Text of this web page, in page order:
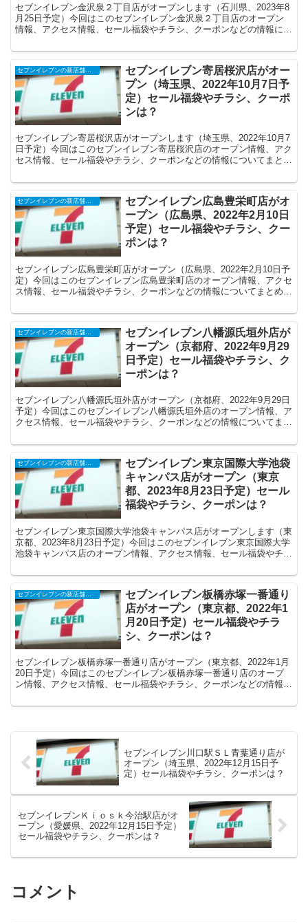
セブンイレブン金沢泉２丁目店がオープンします（石川県、2023年8
月25日予定）今回はこのセブンイレブン金沢泉２丁目店のオープン
情報、アクセス情報、セール福袋やチラシ、クーポンなどの情報につ
セブンイレブン寄居桜沢店がオー
プン（埼玉県、2022年10月7日予
定）セール福袋やチラシ、クーポ
ンは？
セブンイレブン寄居桜沢店がオープンします（埼玉県、2022年10月7
日予定）今回はこのセブンイレブン寄居桜沢店のオープン情報、アク
セス情報、セール福袋やチラシ、クーポンなどの情報についてまとめ
セブンイレブンの新店舗開店予定・オープンセール（福袋）、クーポンなど
セブンイレブン広島豊栄町店がオ
ープン（広島県、2022年2月10日
予定）セール福袋やチラシ、クー
ポンは？
セブンイレブン広島豊栄町店がオープン（広島県、2022年2月10日予
定）今回はこのセブンイレブン広島豊栄町店のオープン情報、アクセ
ス情報、セール福袋やチラシ、クーポンなどの情報についてまとめま
セブンイレブン八幡源氏垣外店が
オープン（京都府、2022年9月29
日予定）セール福袋やチラシ、ク
ーポンは？
セブンイレブン八幡源氏垣外店がオープン（京都府、2022年9月29日
予定）今回はこのセブンイレブン八幡源氏垣外店のオープン情報、ア
クセス情報、セール福袋やチラシ、クーポンなどの情報についてまと
セブンイレブンの新店舗開店予定・オープンセール（福袋）、クーポンなど
セブンイレブン東京国際大学池袋
キャンパス店がオープン（東京
都、2023年8月23日予定）セール
福袋やチラシ、クーポンは？
セブンイレブン東京国際大学池袋キャンパス店がオープンします（東
京都、2023年8月23日予定）今回はこのセブンイレブン東京国際大学
池袋キャンパス店のオープン情報、アクセス情報、セール福袋やチラ
セブンイレブン板橋赤塚一番通り
店がオープン（東京都、2022年1
月20日予定）セール福袋やチラ
シ、クーポンは？
セブンイレブン板橋赤塚一番通り店がオープン（東京都、2022年1月
20日予定）今回はこのセブンイレブン板橋赤塚一番通り店のオープ
ン情報、アクセス情報、セール福袋やチラシ、クーポンなどの情報に
セブンイレブン川口駅ＳＬ青葉通り店が
オープン（埼玉県、2022年12月15日予
定）セール福袋やチラシ、クーポンは？
セブンイレブンＫｉｏｓｋ今治駅店がオ
ープン（愛媛県、2022年12月15日予定）
セール福袋やチラシ、クーポンは？
コメント